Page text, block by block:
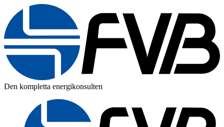
Den kompletta energikonsulten